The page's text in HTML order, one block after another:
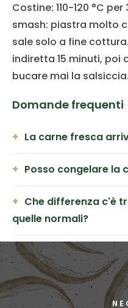
Costine: 110-120 °C
smash: piastra molto
sale solo a fine
indiretta 15 minuti, poi
bucare mai la salsiccia.
Domande frequenti
La carne fresca
Posso congelare la
Che differenza c'è
quelle normali?